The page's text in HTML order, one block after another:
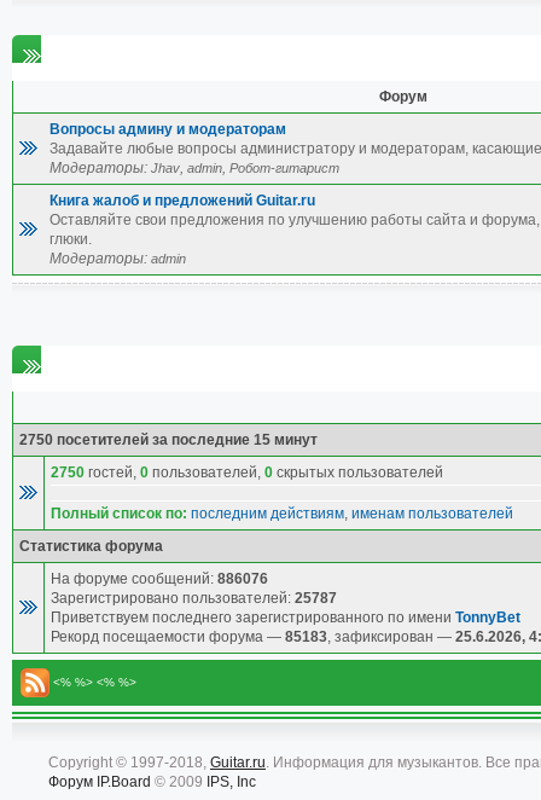
Форум
Вопросы админу и модераторам
Задавайте любые вопросы администратору и модераторам,
Модераторы: Jhav, admin, Робот-гитарист
Книга жалоб и предложений Guitar.ru
Оставляйте свои предложения по улучшению работы сайта и
глюки.
Модераторы: admin
2750 посетителей за последние 15 минут
2750 гостей, 0 пользователей, 0 скрытых пользователей
Полный список по: последним действиям, именам пользователей
Статистика форума
На форуме сообщений: 886076
Зарегистрировано пользователей: 25787
Приветствуем последнего зарегистрированного по имени TonnyBet
Рекорд посещаемости форума — 85183, зафиксирован — 25.6.2026,
<% %> <% %>
Copyright © 1997-2018, Guitar.ru. Информация для музыкантов. Все
Форум IP.Board © 2009 IPS, Inc